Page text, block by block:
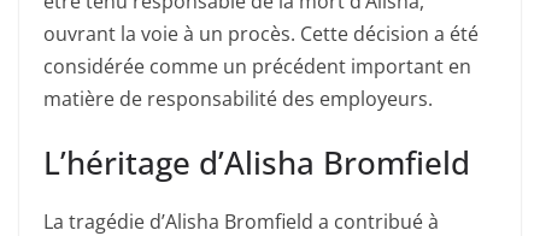
ouvrant la voie à un procès. Cette décision a été
considérée comme un précédent important en
matière de responsabilité des employeurs.
L’héritage d’Alisha Bromfield
La tragédie d’Alisha Bromfield a contribué à